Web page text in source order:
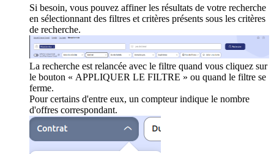
Si besoin, vous pouvez affiner les résultats de votre recherche
en sélectionnant des filtres et critères présents sous les critères
de recherche.
La recherche est relancée avec le filtre quand vous cliquez sur
le bouton « APPLIQUER LE FILTRE » ou quand le filtre se
ferme.
Pour certains d'entre eux, un compteur indique le nombre
d'offres correspondant.